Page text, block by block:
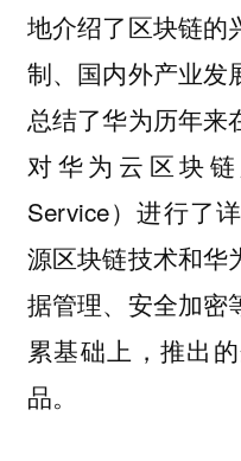
地介绍了区块链的
制、国内外产业发
总结了华为历年来
对华为云区块链
Service）进行了
源区块链技术和华
据管理、安全加密
累基础上，推出
品。